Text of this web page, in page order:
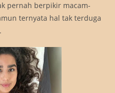
pernah berpikir macam-
ternyata hal tak terduga